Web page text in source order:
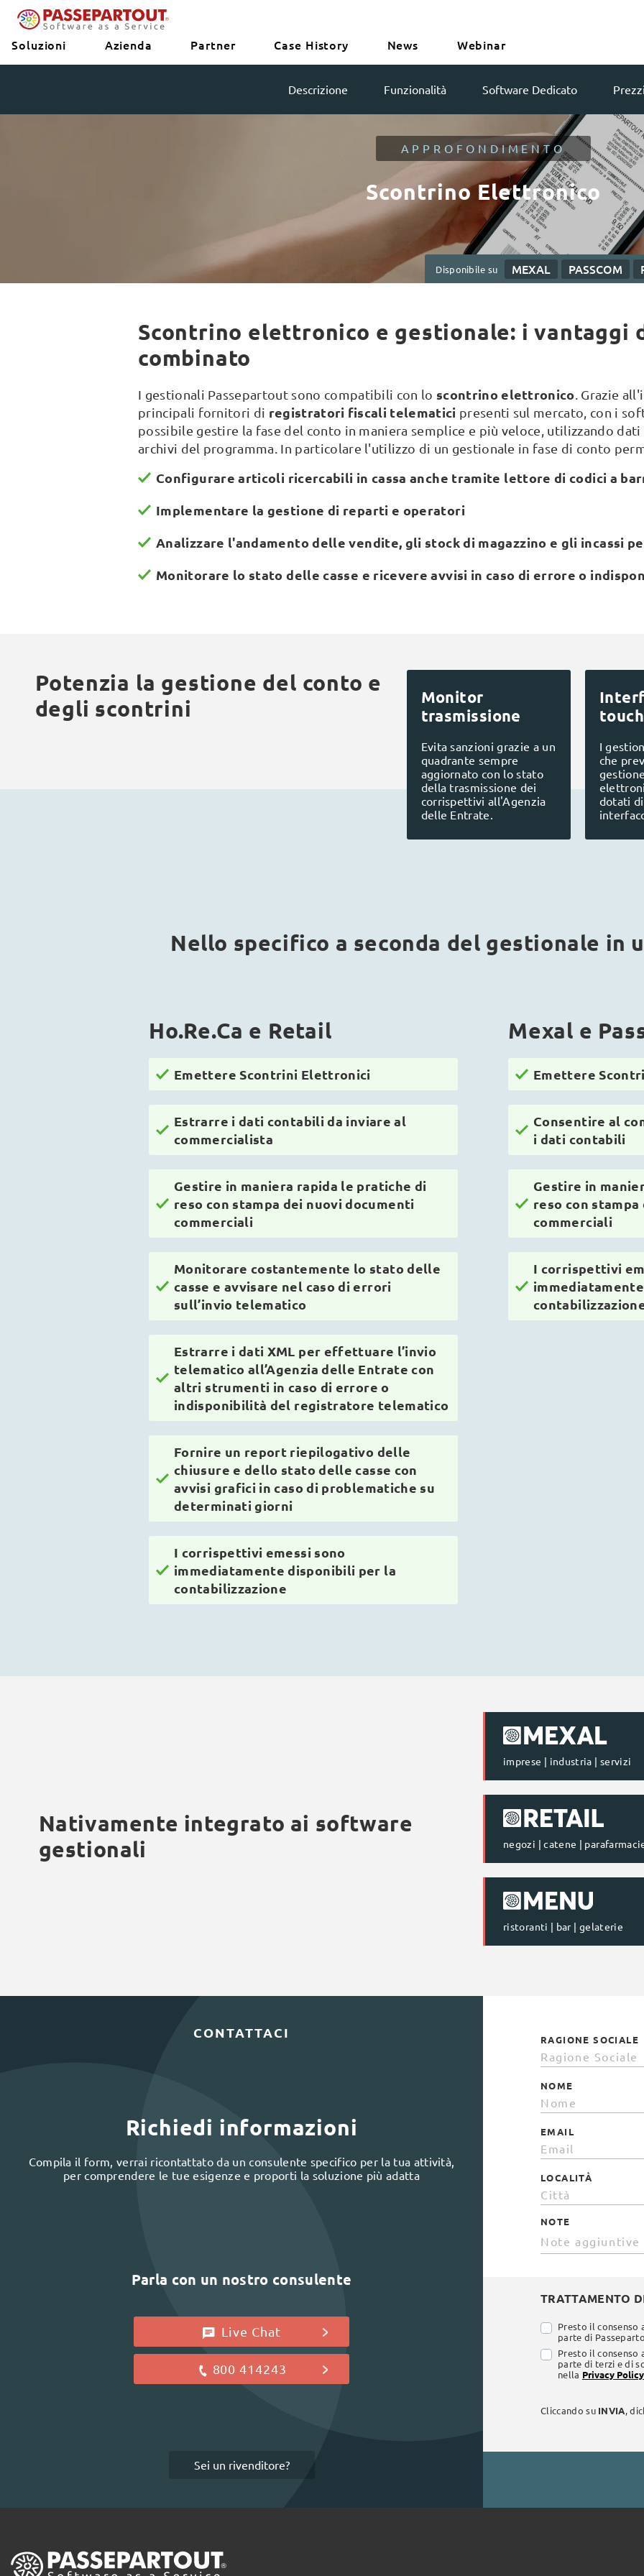
Soluzioni Azienda Partner Case History News Webinar
Descrizione Funzionalità Software Dedicato
APPROFONDIMENTO
Scontrino Elettronico
Disponibile su MEXAL PASSCOM
Scontrino elettronico e gestionale: i vantaggi
combinato
I gestionali Passepartout sono compatibili con lo scontrino elettronico . Grazie
principali fornitori di registratori fiscali telematici presenti sul mercato, con i
possibile gestire la fase del conto in maniera semplice e più veloce, utilizzando
archivi del programma. In particolare l'utilizzo di un gestionale in fase di conto
Configurare articoli ricercabili in cassa anche tramite lettore di codici a
Implementare la gestione di reparti e operatori
Analizzare l'andamento delle vendite, gli stock di magazzino e gli incassi
Monitorare lo stato delle casse e ricevere avvisi in caso di errore o
Potenzia la gestione del conto e
degli scontrini
Monitor
trasmissione
Evita sanzioni grazie a un
quadrante sempre
aggiornato con lo stato
della trasmissione dei
corrispettivi all'Agenzia
delle Entrate.
I
che
dotati
Nello specifico a seconda del gestionale in
Ho.Re.Ca e Retail
Emettere Scontrini Elettronici
Estrarre i dati contabili da inviare al
commercialista
Gestire in maniera rapida le pratiche di
reso con stampa dei nuovi documenti
commerciali
Monitorare costantemente lo stato delle
casse e avvisare nel caso di errori
sull’invio telematico
Estrarre i dati XML per effettuare l’invio
telematico all’Agenzia delle Entrate con
altri strumenti in caso di errore o
indisponibilità del registratore telematico
Fornire un report riepilogativo delle
chiusure e dello stato delle casse con
avvisi grafici in caso di problematiche su
determinati giorni
I corrispettivi emessi sono
immediatamente disponibili per la
contabilizzazione
Mexal e
Emettere
Consentire al
i dati contabili
Gestire in
reso con
commerciali
I corrispettivi
Nativamente integrato ai software
gestionali
imprese | industria | servizi
negozi | catene |
ristoranti | bar | gelaterie
CONTATTACI
Richiedi informazioni
Compila il form, verrai ricontattato da un consulente specifico per la tua attività,
per comprendere le tue esigenze e proporti la soluzione più adatta
Parla con un nostro consulente
Live Chat
800 414243
Sei un rivenditore?
RAGIONE SOCIALE
NOME
EMAIL
LOCALITÀ
NOTE
TRATTAMENTO
Presto il
parte di
Presto il
parte di terzi e di
nella Privacy Policy
Cliccando su INVIA,